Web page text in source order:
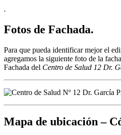
.
Fotos de Fachada.
Para que pueda identificar mejor el
agregamos la siguiente foto de la
Fachada del Centro de Salud 12 Dr.
Mapa de ubicación –